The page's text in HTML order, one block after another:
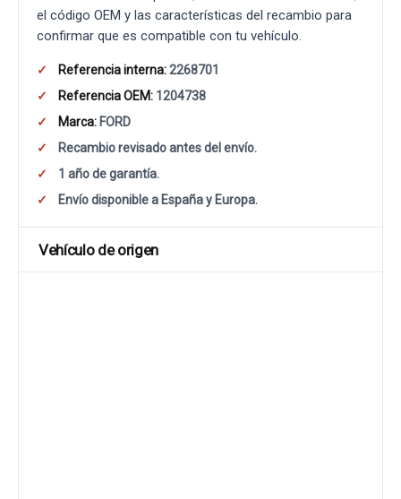
el código OEM y las características del recambio para
confirmar que es compatible con tu vehículo.
Referencia interna:2268701
Referencia OEM: 1204738
Marca: FORD
Recambio revisado antes del envío.
1 año de garantía.
Envío disponible a España y Europa.
Vehículo de origen